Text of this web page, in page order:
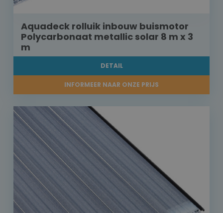
Aquadeck rolluik inbouw buismotor
Polycarbonaat metallic solar 8 m x 3
m
DETAIL
INFORMEER NAAR ONZE PRIJS